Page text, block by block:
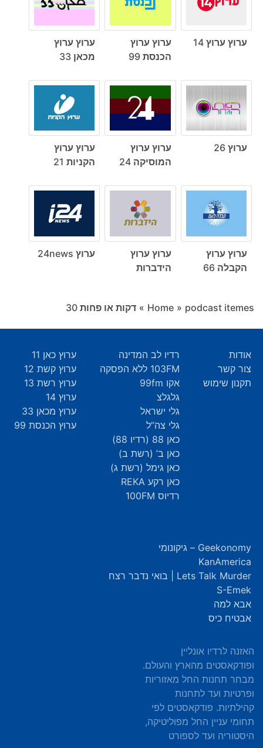
ערוץ ערוץ 14
ערוץ ערוץ
הכנסת 99
ערוץ ערוץ
מכאן 33
ערוץ 26
ערוץ ערוץ
המוסיקה 24
ערוץ ערוץ
הקניות 21
ערוץ ערוץ
הקבלה 66
ערוץ ערוץ
הידברות
ערוץ 24news
Home » podcast itemes
» דקות או פחות ‎30
אודות
צור קשר
תקנון שימוש
רדיו לב המדינה
103FM ללא הפסקה
אקו 99fm
גלגלצ
גלי ישראל
גלי צה”ל
כאן 88 (רדיו 88)
כאן ב’ (רשת ב)
כאן גימל (רשת ג)
כאן רקע REKA
רדיוס 100FM
ערוץ כאן 11
ערוץ קשת 12
ערוץ רשת 13
ערוץ 14
ערוץ מכאן 33
ערוץ הכנסת 99
Geekonomy – גיקונומי
KanAmerica
Lets Talk Murder | בואי נדבר רצח
S-Emek
אבא למה
אבטיח כיס
האזנה לרדיו אונליין
ופודקאסטים מהארץ והעולם.
מבחר תחנות החל מאזוריות
ופרטיות ועד לתחנות
קהילתיות. פודקאסטים לפי
תחומי עניין החל מפוליטיקה,
היסטוריה ועד לספורט